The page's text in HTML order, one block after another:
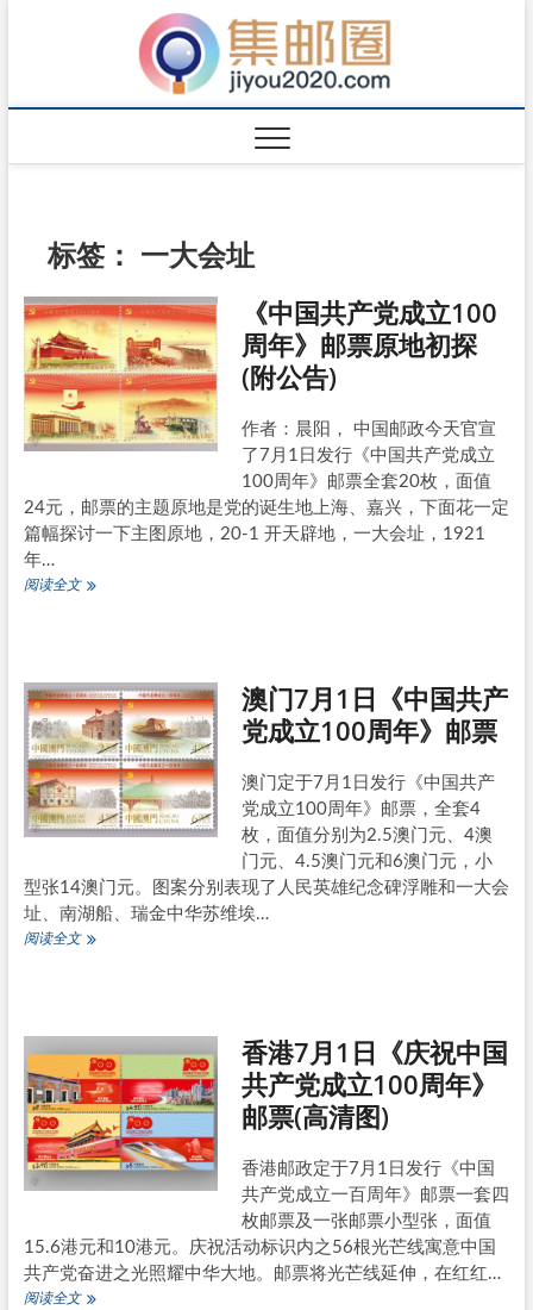
标签： 一大会址
《中国共产党成立100
周年》邮票原地初探
(附公告)
作者：晨阳， 中国邮政今天官宣
了7月1日发行《中国共产党成立
100周年》邮票全套20枚，面值
24元，邮票的主题原地是党的诞生地上海、嘉兴，下面花一定
篇幅探讨一下主图原地，20-1 开天辟地，一大会址，1921
年…
阅读全文《中
成
立
100
周
年》
邮
票
原
初
探
(附
公
澳门7月1日《中国共产
党成立100周年》邮票
澳门定于7月1日发行《中国共产
党成立100周年》邮票，全套4
枚，面值分别为2.5澳门元、4澳
门元、4.5澳门元和6澳门元，小
型张14澳门元。图案分别表现了人民英雄纪念碑浮雕和一大会
址、南湖船、瑞金中华苏维埃…
阅读全文澳
《中
国
共
产
党
成
立
周
年》
邮
票
香港7月1日《庆祝中国
共产党成立100周年》
邮票(高清图)
香港邮政定于7月1日发行《中国
共产党成立一百周年》邮票一套四
枚邮票及一张邮票小型张，面值
15.6港元和10港元。庆祝活动标识内之56根光芒线寓意中国
共产党奋进之光照耀中华大地。邮票将光芒线延伸，在红红…
阅读全文香